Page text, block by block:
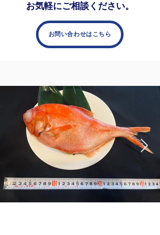
​お気軽にご相談ください。
お問い合わせはこちら